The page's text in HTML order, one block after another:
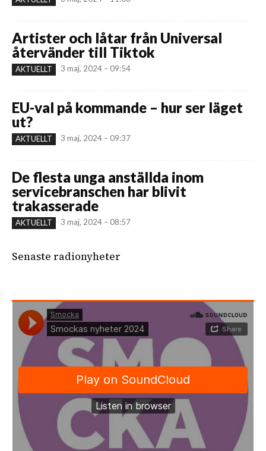
Artister och låtar från Universal
återvänder till Tiktok
AKTUELLT 3 maj, 2024 – 09:54
EU-val på kommande – hur ser läget
ut?
AKTUELLT 3 maj, 2024 – 09:37
De flesta unga anställda inom
servicebranschen har blivit
trakasserade
AKTUELLT 3 maj, 2024 – 08:57
Senaste radionyheter